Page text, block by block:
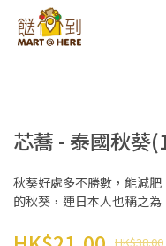
芯蕎 - 泰國秋葵
秋葵好處多不勝數，能減肥
的秋葵，連日本人也稱之為
HK$38.00